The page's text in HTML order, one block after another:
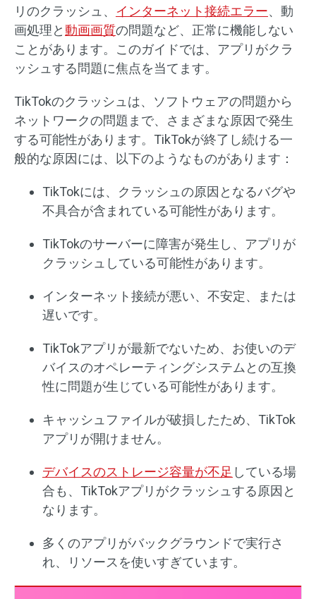
リのクラッシュ、 インターネット接続エラー、動
画処理と動画画質の問題など、正常に機能しない
ことがあります。このガイドでは、アプリがクラ
ッシュする問題に焦点を当てます。
TikTokのクラッシュは、ソフトウェアの問題から
ネットワークの問題まで、さまざまな原因で発生
する可能性があります。TikTokが終了し続ける一
般的な原因には、以下のようなものがあります：
TikTokには、クラッシュの原因となるバグや
不具合が含まれている可能性があります。
TikTokのサーバーに障害が発生し、アプリが
クラッシュしている可能性があります。
インターネット接続が悪い、不安定、または
遅いです。
TikTokアプリが最新でないため、お使いのデ
バイスのオペレーティングシステムとの互換
性に問題が生じている可能性があります。
キャッシュファイルが破損したため、TikTok
アプリが開けません。
デバイスのストレージ容量が不足 している場
合も、TikTokアプリがクラッシュする原因と
なります。
多くのアプリがバックグラウンドで実行さ
れ、リソースを使いすぎています。